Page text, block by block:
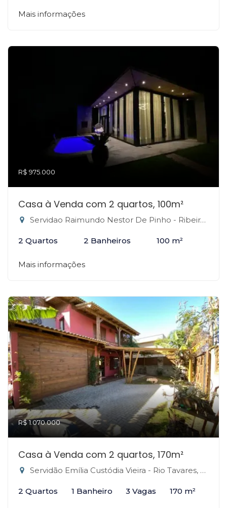
Mais informações
R$ 975.000
Casa à Venda com 2 quartos, 100m²
Servidao Raimundo Nestor De Pinho - Ribeirão da Ilha, Florianópolis-SC
2 Quartos 2 Banheiros 100 m²
Mais informações
R$ 1.070.000
Casa à Venda com 2 quartos, 170m²
Servidão Emília Custódia Vieira - Rio Tavares, Florianópolis-SC
2 Quartos 1 Banheiro 3 Vagas 170 m²